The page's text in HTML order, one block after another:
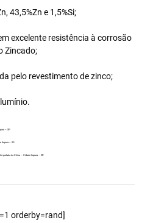
43,5%Zn e 1,5%Si;
excelente resistência à corrosão
Zincado;
pelo revestimento de zinco;
– SP.
Itapura – SP.
da China – Cidade Itapura – SP.
orderby=rand]